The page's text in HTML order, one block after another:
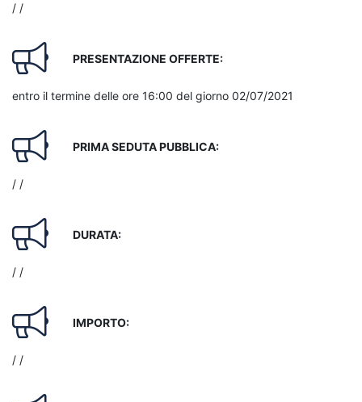
/ /
PRESENTAZIONE OFFERTE:
entro il termine delle ore 16:00 del giorno 02/07/2021
PRIMA SEDUTA PUBBLICA:
/ /
DURATA:
/ /
IMPORTO:
/ /